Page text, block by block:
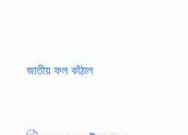
জাতীয় ফল কাঁঠাল